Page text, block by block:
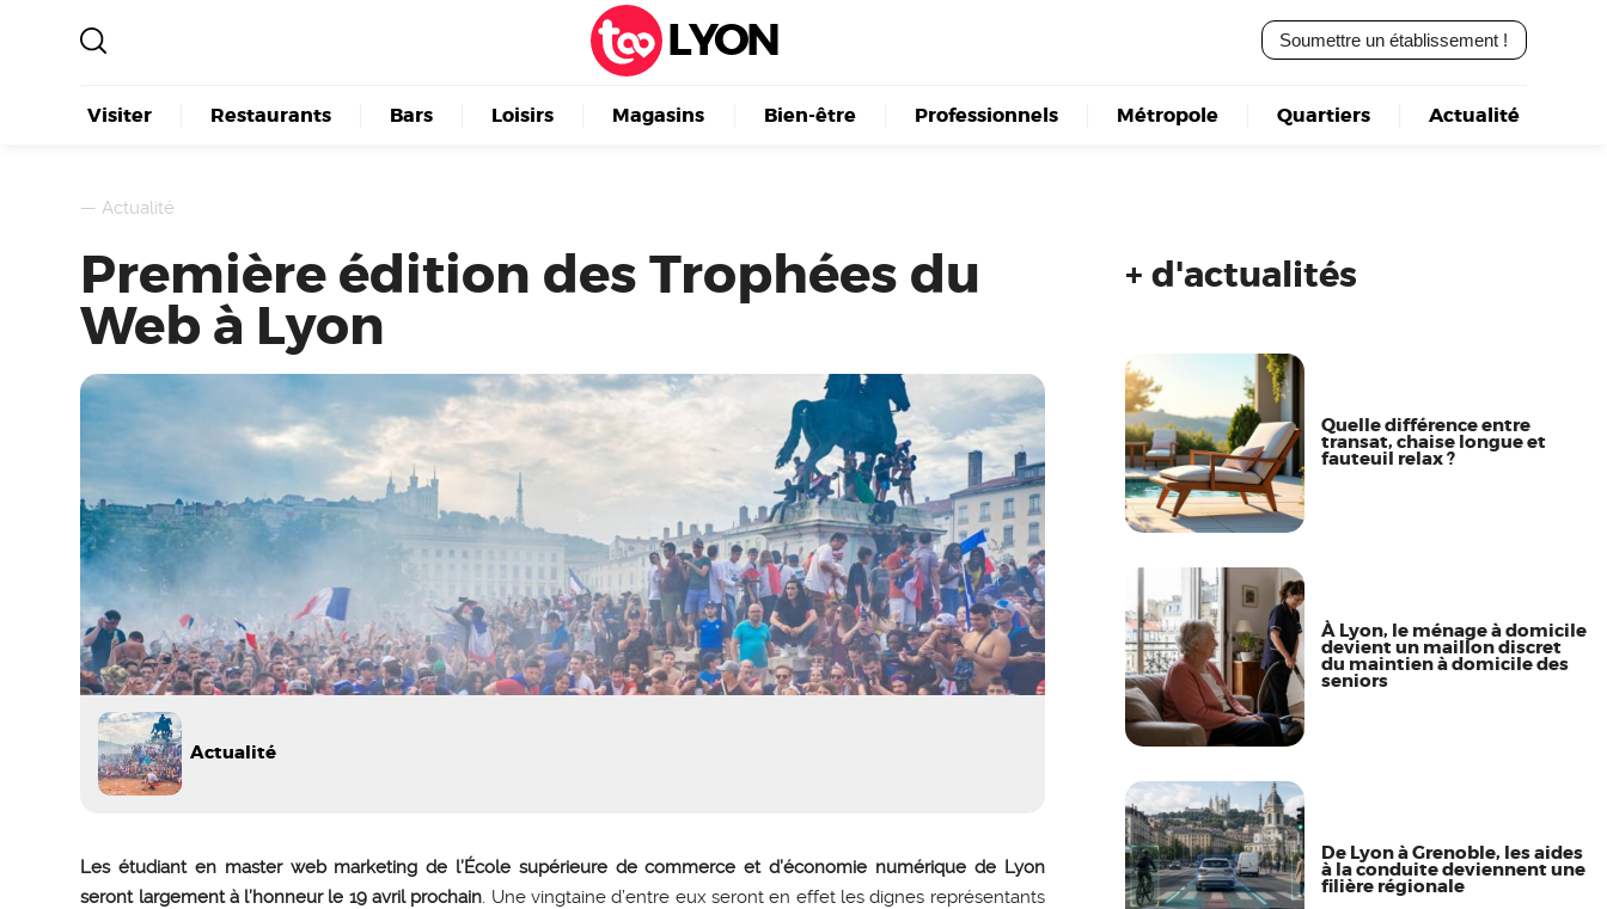
LYON Soumettre un établissement !
Visiter Restaurants Bars Loisirs Magasins Bien-être Professionnels Métropole Quartiers Actualité
—Actualité
Première édition des Trophées du
Web à Lyon
Actualité
Les étudiant en master web marketing de l’École supérieure de commerce et d’économie numérique de Lyon
seront largement à l’honneur le 19 avril prochain. Une vingtaine d’entre eux seront en effet les dignes représentants
+ d'actualités
Quelle différence entre
transat, chaise longue et
fauteuil relax ?
À Lyon, le ménage à domicile
devient un maillon discret
du maintien à domicile des
seniors
De Lyon à Grenoble, les aides
à la conduite deviennent une
filière régionale